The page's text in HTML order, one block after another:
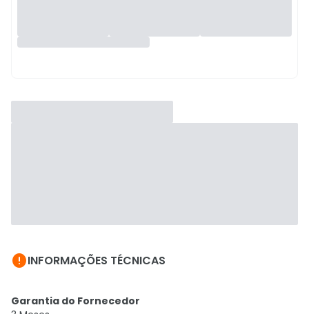
INFORMAÇÕES TÉCNICAS
Garantia do Fornecedor